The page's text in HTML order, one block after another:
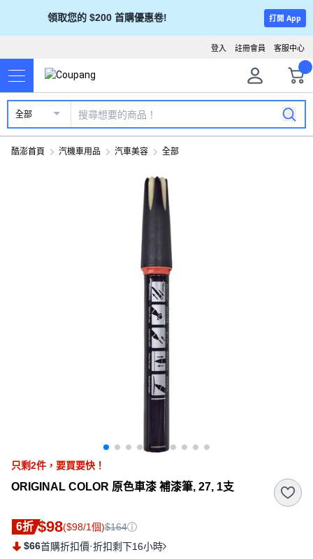
領取您的 $200 首購優惠卷! 打開 App
客服中心
註冊會員
登入
全部
酷澎首頁 汽機車用品 汽車美容 全部
只剩2件， 要買要快！
ORIGINAL COLOR 原色車漆 補漆筆, 27, 1支
6折 $98($98/1個)$164
$66首購折扣價·折扣剩下16小時